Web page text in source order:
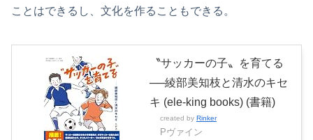
ことはできるし、文化を作ることもできる。
〝サッカーの子〟を育てる
──綾部美知枝と清水のキセ
キ (ele-king books) (書籍)
created by Rinker
Pヴァイン